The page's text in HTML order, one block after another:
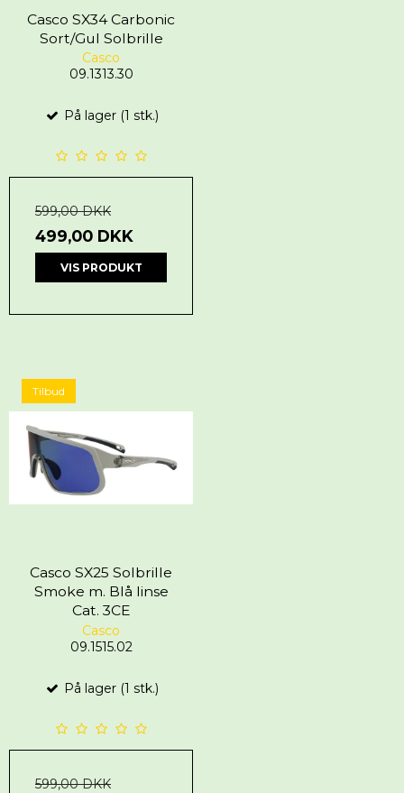
Casco SX34 Carbonic
Sort/Gul Solbrille
Casco
09.1313.30
På lager (1 stk.)
599,00 DKK
499,00 DKK
VIS PRODUKT
Tilbud
Casco SX25 Solbrille
Smoke m. Blå linse
Cat. 3CE
Casco
09.1515.02
På lager (1 stk.)
599,00 DKK